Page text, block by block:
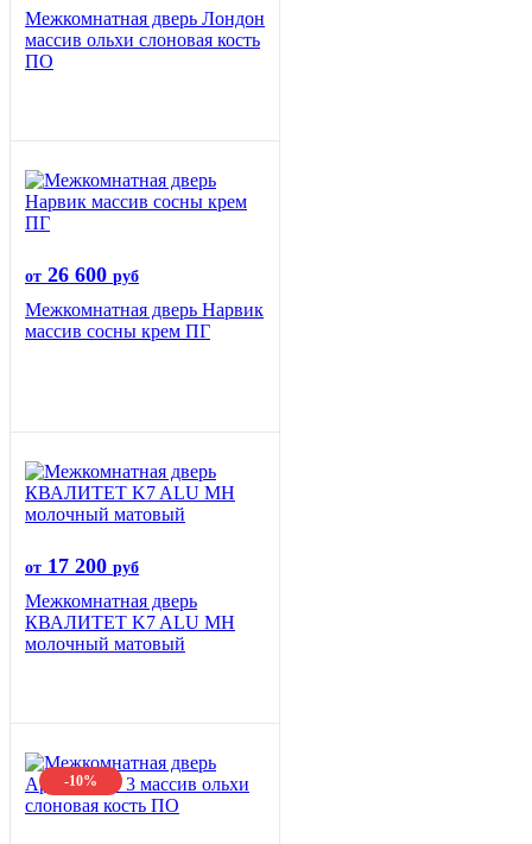
Межкомнатная дверь Лондон
массив ольхи слоновая кость
ПО
от 26 600 руб
Межкомнатная дверь Нарвик
массив сосны крем ПГ
от 17 200 руб
Межкомнатная дверь
КВАЛИТЕТ K7 ALU MH
молочный матовый
-10%